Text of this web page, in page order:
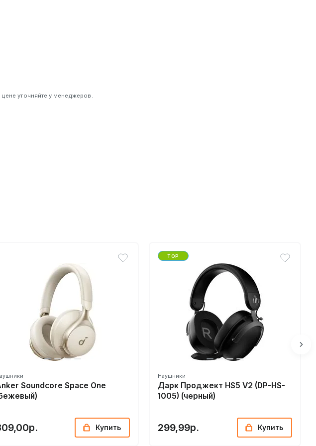
уточняйте у менеджеров.
Soundcore Space One
Купить
TOP
Наушники
Дарк Проджект HS5 V2 (DP-HS-
1005) (черный)
299,99р. Купить